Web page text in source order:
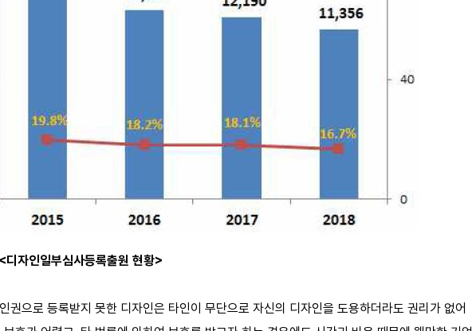
사등록출원 현황>
권으로 등록받지 못한 디자인은 타인이 무단으로 자신의 디자인을 도용하더라도 권리가 없어